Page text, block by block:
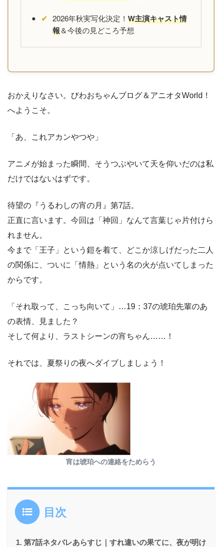
2026年秋実写化決定！ W主演キャスト情
報＆今後の見どころ予想
おかえりなさい。びわおちゃんブログ＆アニオタWorld！
へようこそ。
「あ、これアカンやつや」
アニメが始まった瞬間、そうつぶやいて天を仰いだのは私
だけではないはずです。
待望の『うるわしの宵の月』第7話。
正直に言います。今回は「神回」なんて言葉じゃ片付けら
れません。
今まで「王子」という鎧を着て、どこか涼しげだった二人
の関係に、ついに「情熱」という名の火が点いてしまった
からです。
「それ取って、こっち向いて」…19：37の琥珀先輩のあ
の表情、見ました？
そして何より、ラストシーンの宵ちゃん……！
それでは、夏祭りの夜へダイブしましょう！
宵は琥珀への連絡をためらう
目次
第7話ネタバレあらすじ｜すれ違いの果てに、夜が明け